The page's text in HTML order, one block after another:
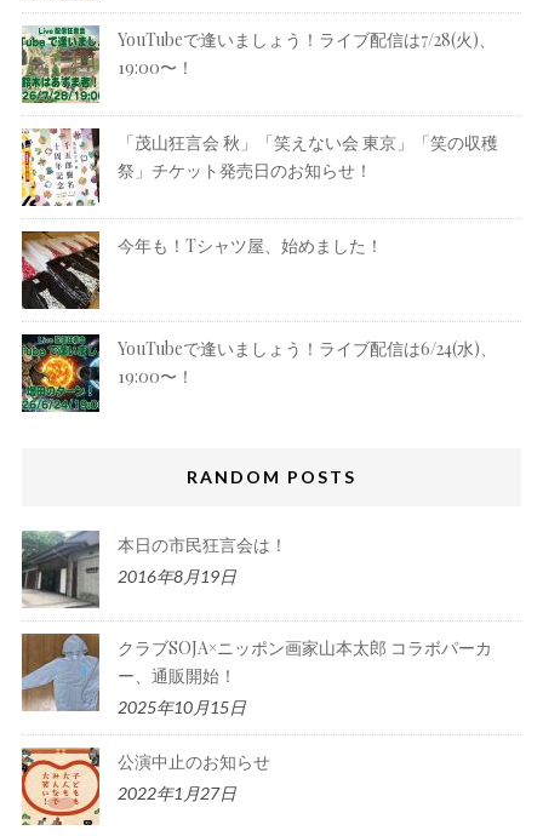
YouTubeで逢いましょう！ライブ配信は7/28(火)、
19:00〜！
「茂山狂言会 秋」「笑えない会 東京」「笑の収穫
祭」チケット発売日のお知らせ！
今年も！Tシャツ屋、始めました！
YouTubeで逢いましょう！ライブ配信は6/24(水)、
19:00〜！
RANDOM POSTS
本日の市民狂言会は！
2016年8月19日
クラブSOJA×ニッポン画家山本太郎 コラボパーカ
ー、通販開始！
2025年10月15日
公演中止のお知らせ
2022年1月27日